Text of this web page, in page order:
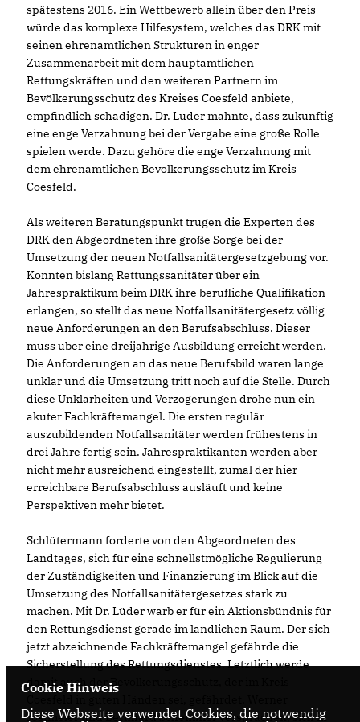
spätestens 2016. Ein Wettbewerb allein über den Preis
würde das komplexe Hilfesystem, welches das DRK mit
seinen ehrenamtlichen Strukturen in enger
Zusammenarbeit mit dem hauptamtlichen
Rettungskräften und den weiteren Partnern im
Bevölkerungsschutz des Kreises Coesfeld anbiete,
empfindlich schädigen. Dr. Lüder mahnte, dass zukünftig
eine enge Verzahnung bei der Vergabe eine große Rolle
spielen werde. Dazu gehöre die enge Verzahnung mit
dem ehrenamtlichen Bevölkerungsschutz im Kreis
Coesfeld.
Als weiteren Beratungspunkt trugen die Experten des
DRK den Abgeordneten ihre große Sorge bei der
Umsetzung der neuen Notfallsanitätergesetzgebung vor.
Konnten bislang Rettungssanitäter über ein
Jahrespraktikum beim DRK ihre berufliche Qualifikation
erlangen, so stellt das neue Notfallsanitätergesetz völlig
neue Anforderungen an den Berufsabschluss. Dieser
muss über eine dreijährige Ausbildung erreicht werden.
Die Anforderungen an das neue Berufsbild waren lange
unklar und die Umsetzung tritt noch auf die Stelle. Durch
diese Unklarheiten und Verzögerungen drohe nun ein
akuter Fachkräftemangel. Die ersten regulär
auszubildenden Notfallsanitäter werden frühestens in
drei Jahre fertig sein. Jahrespraktikanten werden aber
nicht mehr ausreichend eingestellt, zumal der hier
erreichbare Berufsabschluss ausläuft und keine
Perspektiven mehr bietet.
Schlütermann forderte von den Abgeordneten des
Landtages, sich für eine schnellstmögliche Regulierung
der Zuständigkeiten und Finanzierung im Blick auf die
Umsetzung des Notfallsanitätergesetzes stark zu
machen. Mit Dr. Lüder warb er für ein Aktionsbündnis für
den Rettungsdienst gerade im ländlichen Raum. Der sich
jetzt abzeichnende Fachkräftemangel gefährde die
Sicherstellung des Rettungsdienstes. Letztlich werde
damit auch der Bevölkerungsschutz, der im Kreis
Jostmeier und Bernhard Schemmer versprachen, sich in
Cookie Hinweis
Diese Webseite verwendet Cookies, die notwendig